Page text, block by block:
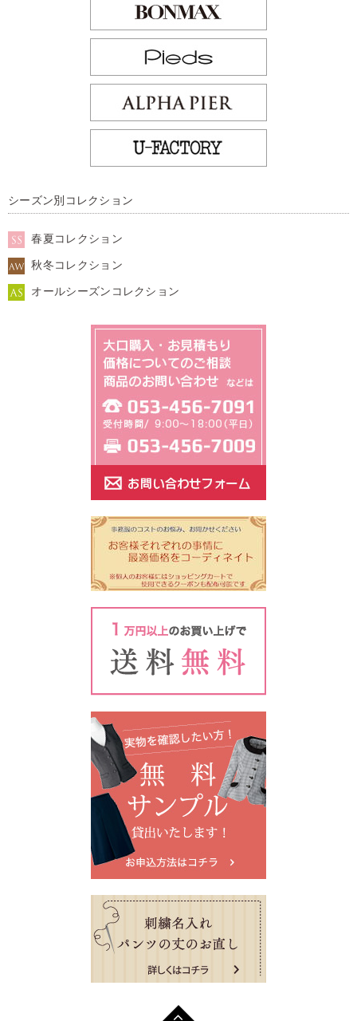
シーズン別コレクション
春夏コレクション
秋冬コレクション
オールシーズンコレクション